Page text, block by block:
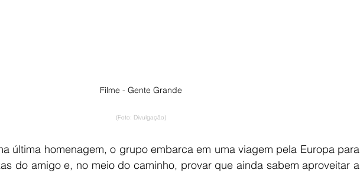
Filme - Gente Grande
(Foto: Divulgação)
última homenagem, o grupo embarca em uma viagem pela Europa para
do amigo e, no meio do caminho, provar que ainda sabem aproveitar a